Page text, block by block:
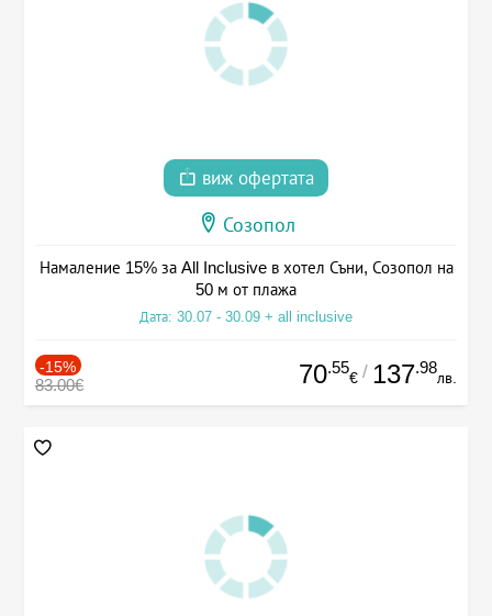
виж офертата
Созопол
Намаление 15% за All Inclusive в хотел Съни, Созопол на
50 м от плажа
Дата: 30.07 - 30.09 + all inclusive
-15%
83.00€ 70.55
€ / 137.98
лв.